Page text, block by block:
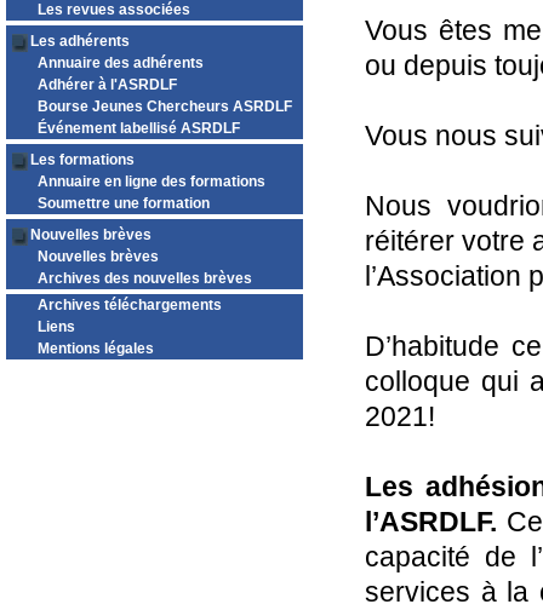
Les revues associées
Les adhérents
Annuaire des adhérents
Adhérer à l'ASRDLF
Bourse Jeunes Chercheurs ASRDLF
Événement labellisé ASRDLF
Les formations
Annuaire en ligne des formations
Soumettre une formation
Nouvelles brèves
Nouvelles brèves
Archives des nouvelles brèves
Archives téléchargements
Liens
Mentions légales
Vous êtes
ou depuis
Vous nous
Nous
réitérer votre
l’Association
D’habitude
colloque qui
2021!
Les
l’ASRDLF.
capacité de
services à la